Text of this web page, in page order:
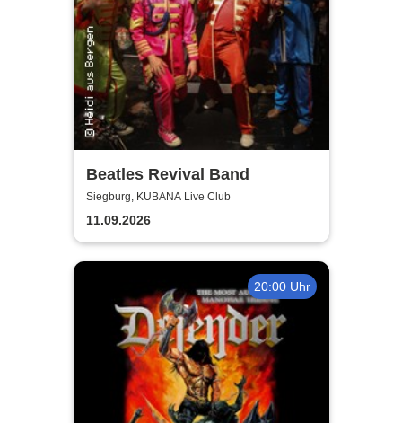
Beatles Revival Band
Siegburg, KUBANA Live Club
11.09.2026
20:00 Uhr